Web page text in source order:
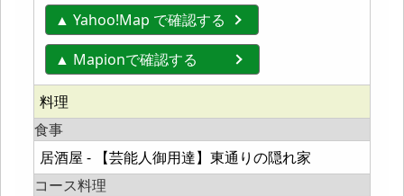
▲ Yahoo!Map で確認する
▲ Mapionで確認する
料理
食事
居酒屋 - 【芸能人御用達】東通りの隠れ家
コース料理